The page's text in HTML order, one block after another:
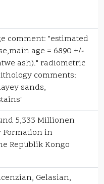
comment: "estimated
age = 6890 +/-
ash)." radiometric
comments:
sands,
5,333 Millionen
Formation in
Republik Kongo
Gelasian,